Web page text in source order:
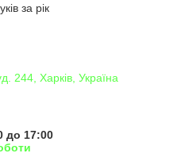
за рік
244, Харків, Україна
до 17:00